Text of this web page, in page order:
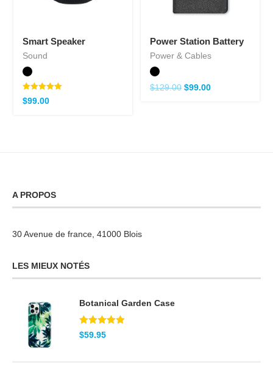
Smart Speaker
Sound
Note
5.00
$99.00
Power Station Battery
Power & Cables
$129.00 $99.00
A PROPOS
30 Avenue de france, 41000 Blois
LES MIEUX NOTÉS
Botanical Garden Case
Note5.00
sur 5
$59.95